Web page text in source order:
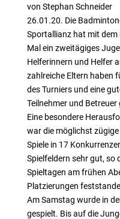
von Stephan Schneider
26.01.20. Die
Sportallianz hat mit dem
Mal ein zweitägiges
Helferinnern und Helfer
zahlreiche Eltern haben
des Turniers und eine
Teilnehmer und Betreuer
Eine besondere
war die möglichst
Spiele in 17
Spielfeldern sehr gut, so
Spieltagen am frühen
Platzierungen
Am Samstag wurde in
gespielt. Bis auf die